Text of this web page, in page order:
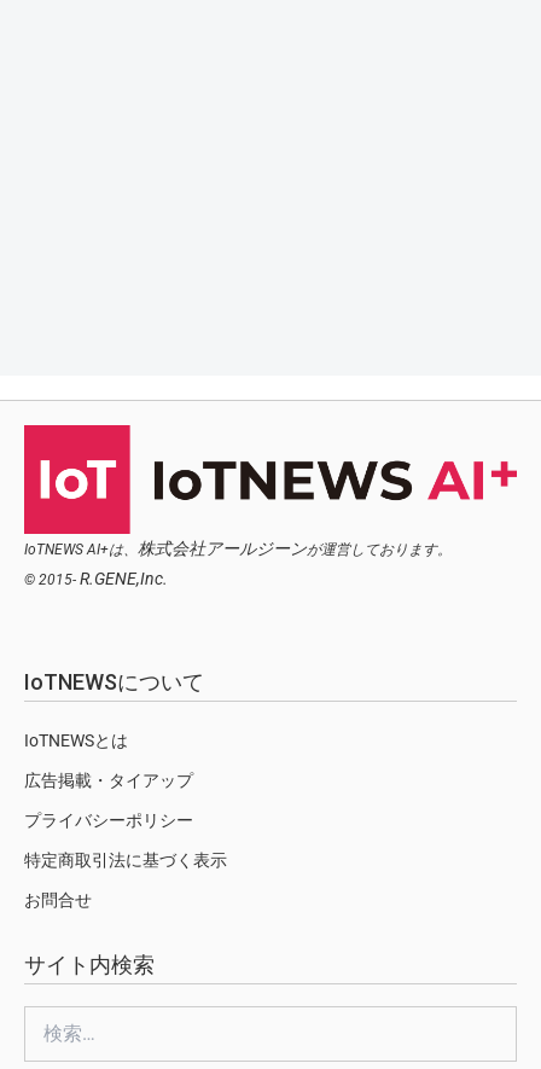
IoTNEWS AI+は、 株式会社アールジーンが運営しております。
© 2015- R.GENE,Inc.
IoTNEWSについて
IoTNEWSとは
広告掲載・タイアップ
プライバシーポリシー
特定商取引法に基づく表示
お問合せ
サイト内検索
索: